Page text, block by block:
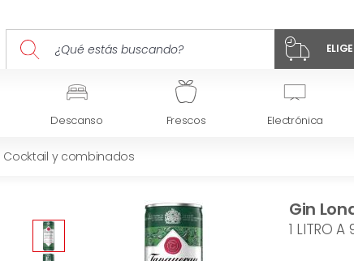
Descanso Frescos Electrónica
Cocktail y combinados
Gin
1 LITRO A